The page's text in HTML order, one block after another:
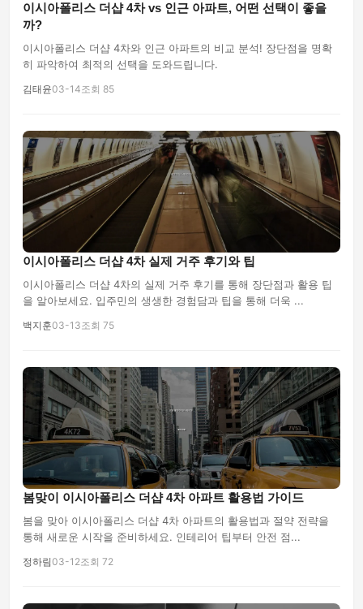
이시아폴리스 더샵 4차 vs 인근 아파트, 어떤 선택이 좋을
까?
이시아폴리스 더샵 4차와 인근 아파트의 비교 분석! 장단점을 명확
히 파악하여 최적의 선택을 도와드립니다.
김태윤03-14조회 85
이시아폴리스 더샵 4차 실제 거주 후기와 팁
이시아폴리스 더샵 4차의 실제 거주 후기를 통해 장단점과 활용 팁
을 알아보세요. 입주민의 생생한 경험담과 팁을 통해 더욱 ...
백지훈03-13조회 75
봄맞이 이시아폴리스 더샵 4차 아파트 활용법 가이드
봄을 맞아 이시아폴리스 더샵 4차 아파트의 활용법과 절약 전략을
통해 새로운 시작을 준비하세요. 인테리어 팁부터 안전 점...
정하림03-12조회 72